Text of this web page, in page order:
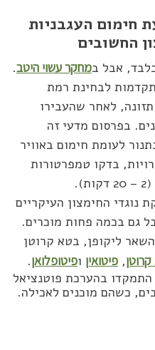
חימום העגבניות
החשובים
אבל במחקר עשוי היטב.
לבחינת רמת
לאחר שהעבירו
בפרסום מדעי זה
לעומת חימום באוויר
בדקו טמפרטורות
נוגדי החימצון העיקריים
גם בכמה פחות מוכרים.
ליקופן, בטא קרוטן
, פיטואין ופיטופלואן.
בהערכת פוטנציאל
כשהם מוכנים לאכילה.